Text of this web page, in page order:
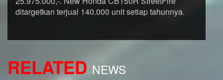
ditargetkan terjual 140.000 unit setiap tahunnya.
RELATED NEWS